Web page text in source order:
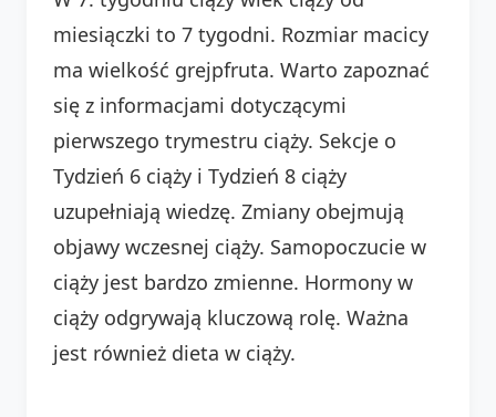
miesiączki to 7 tygodni. Rozmiar macicy
ma wielkość grejpfruta. Warto zapoznać
się z informacjami dotyczącymi
pierwszego trymestru ciąży. Sekcje o
Tydzień 6 ciąży i Tydzień 8 ciąży
uzupełniają wiedzę. Zmiany obejmują
objawy wczesnej ciąży. Samopoczucie w
ciąży jest bardzo zmienne. Hormony w
ciąży odgrywają kluczową rolę. Ważna
jest również dieta w ciąży.